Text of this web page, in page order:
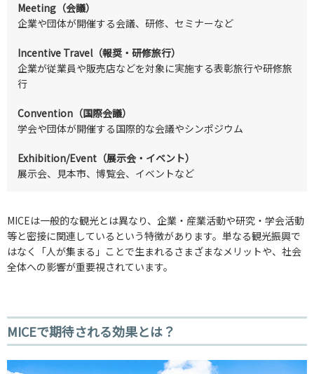
Meeting（会議）
企業や団体が開催する会議、研修、セミナーなど
Incentive Travel（報奨・研修旅行）
企業が従業員や販売店などを対象に実施する表彰旅行や研修旅
行
Convention（国際会議）
学会や団体が開催する国際的な会議やシンポジウム
Exhibition/Event（展示会・イベント）
展示会、見本市、博覧会、イベントなど
MICEは一般的な観光とは異なり、企業・産業活動や研究・学会活動
等と密接に関連しているという特徴があります。単なる観光振興で
はなく「人が集まる」ことで生まれるさまざまなメリットや、社会
全体への影響が重要視されています。
MICEで期待される効果とは？